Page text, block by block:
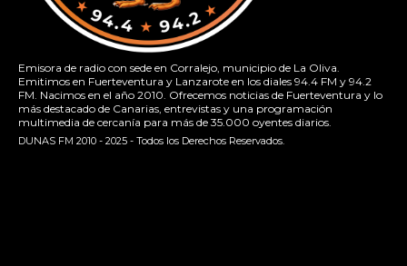
Emisora de radio con sede en Corralejo, municipio de La Oliva.
Emitimos en Fuerteventura y Lanzarote en los diales 94.4 FM y 94.2
FM. Nacimos en el año 2010. Ofrecemos noticias de Fuerteventura y lo
más destacado de Canarias, entrevistas y una programación
multimedia de cercanía para más de 35.000 oyentes diarios.
DUNAS FM 2010 - 2025 - Todos los Derechos Reservados.